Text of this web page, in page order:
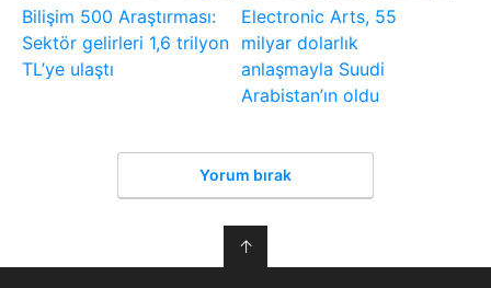
Bilişim 500 Araştırması:
Sektör gelirleri 1,6 trilyon
TL’ye ulaştı
Electronic Arts, 55
milyar dolarlık
anlaşmayla Suudi
Arabistan’ın oldu
Yorum bırak
↑